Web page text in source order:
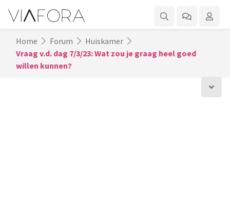
Home Forum
Huiskamer
Vraag v.d. dag 7/3/23: Wat zou je graag heel goed
willen kunnen?